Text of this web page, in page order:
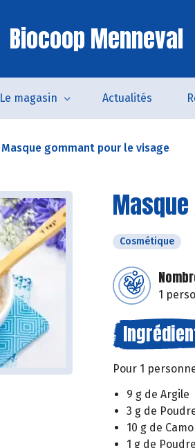
Biocoop Menneval
Le magasin Actualités
Masque gommant pour le visage
Cosmétique
1
Pour 1
9 g de Argile
3 g de
10 g de
1 g de